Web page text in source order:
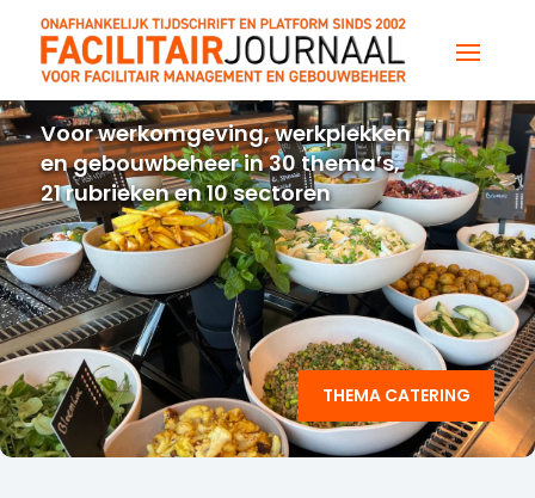
Voor werkomgeving, werkplekken
en gebouwbeheer in 30 thema’s,
21 rubrieken en 10 sectoren
THEMA CATERING